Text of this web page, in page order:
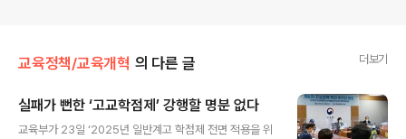
교육정책/교육개혁 의 다른 글 더보기
실패가 뻔한 ‘고교학점제’ 강행할 명분 없다
교육부가 23일 ‘2025년 일반계고 학점제 전면 적용을 위